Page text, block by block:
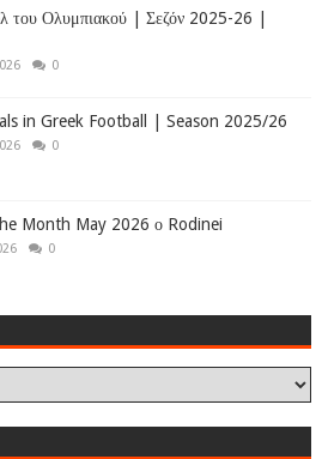
του Ολυμπιακού | Σεζόν 2025-26 |
0
in Greek Football | Season 2025/26
0
Month May 2026 ο Rodinei
0